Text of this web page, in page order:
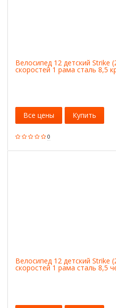
Велосипед 12 детский Strike
скоростей 1 рама сталь 8,5
0
Все цены Купить
Велосипед 12 детский Strike
скоростей 1 рама сталь 8,5